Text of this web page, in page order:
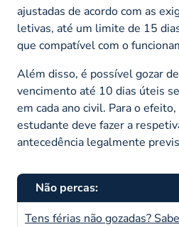
ajustadas de acordo com as
letivas, até um limite de 15
que compatível com o
Além disso, é possível gozar
vencimento até 10 dias úteis
em cada ano civil. Para o
estudante deve fazer a
antecedência legalmente
Não percas:
Tens férias não gozadas?